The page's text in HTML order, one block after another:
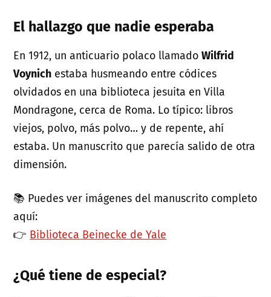
El hallazgo que nadie esperaba
En 1912, un anticuario polaco llamadoWilfrid
Voynich estaba husmeando entre códices
olvidados en una biblioteca jesuita en Villa
Mondragone, cerca de Roma. Lo típico: libros
viejos, polvo, más polvo… y de repente, ahí
estaba. Un manuscrito que parecía salido de otra
dimensión.
📚 Puedes ver imágenes del manuscrito completo
aquí:
👉 Biblioteca Beinecke de Yale
¿Qué tiene de especial?